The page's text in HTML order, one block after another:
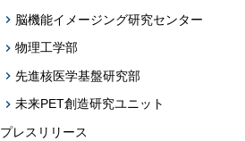
脳機能イメージング研究センター
物理工学部
先進核医学基盤研究部
未来PET創造研究ユニット
プレスリリース